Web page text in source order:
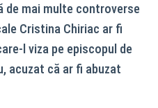
mai multe controverse
Cristina Chiriac ar fi
l viza pe episcopul de
acuzat că ar fi abuzat